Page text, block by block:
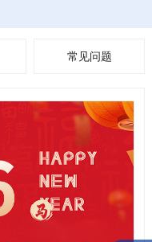
常见问题